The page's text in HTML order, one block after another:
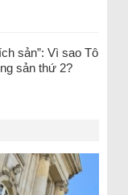
sản”: Vì sao Tô
sản thứ 2?